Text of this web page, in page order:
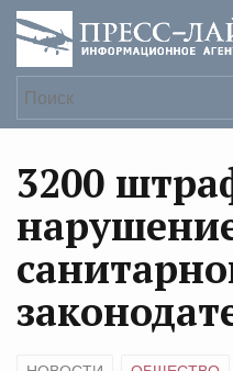
3200